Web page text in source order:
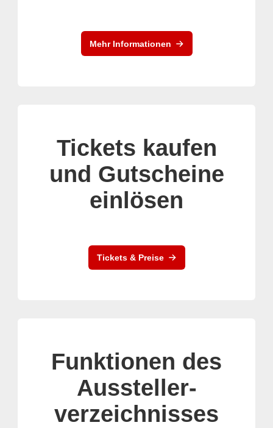
Mehr Informationen
Tickets kaufen
und Gutscheine
einlösen
Tickets & Preise
Funktionen des
Aussteller-
verzeichnisses